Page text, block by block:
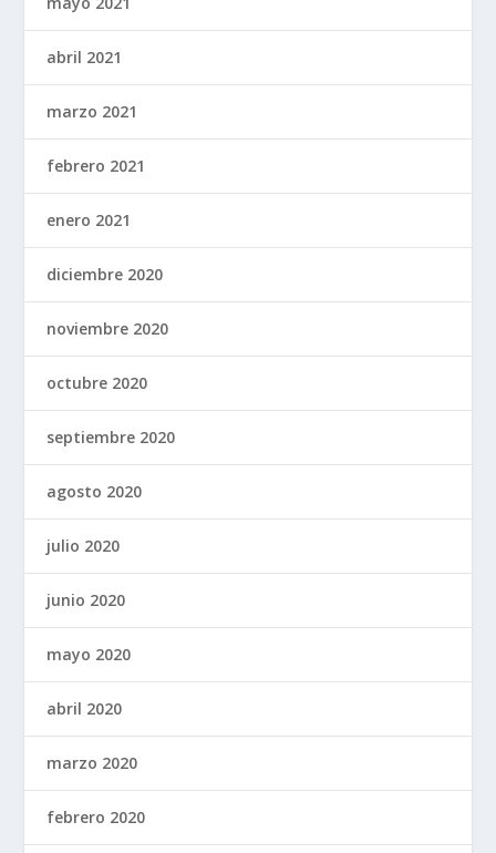
abril 2021
marzo 2021
febrero 2021
enero 2021
diciembre 2020
noviembre 2020
octubre 2020
septiembre 2020
agosto 2020
julio 2020
junio 2020
mayo 2020
abril 2020
marzo 2020
febrero 2020